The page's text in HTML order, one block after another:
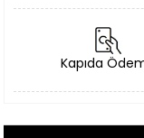
Kapıda